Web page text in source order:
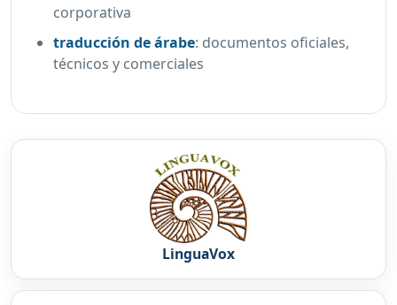
corporativa
traducción de árabe: documentos oficiales,
técnicos y comerciales
LinguaVox